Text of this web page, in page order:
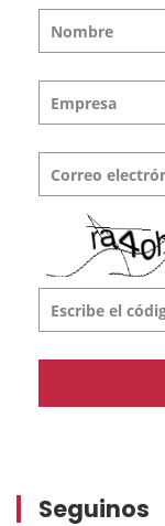
Nombre
Empresa
Correo
Escribe el
Seguinos